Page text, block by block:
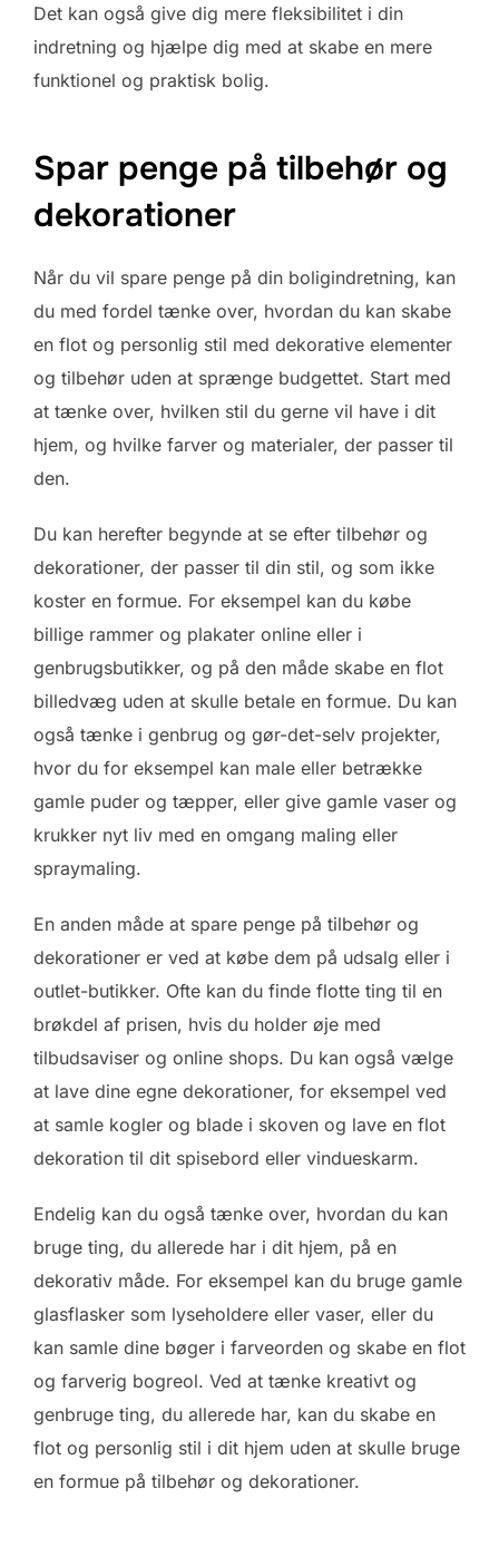
Det kan også give dig mere fleksibilitet i din
indretning og hjælpe dig med at skabe en mere
funktionel og praktisk bolig.
Spar penge på tilbehør og
dekorationer
Når du vil spare penge på din boligindretning, kan
du med fordel tænke over, hvordan du kan skabe
en flot og personlig stil med dekorative elementer
og tilbehør uden at sprænge budgettet. Start med
at tænke over, hvilken stil du gerne vil have i dit
hjem, og hvilke farver og materialer, der passer til
den.
Du kan herefter begynde at se efter tilbehør og
dekorationer, der passer til din stil, og som ikke
koster en formue. For eksempel kan du købe
billige rammer og plakater online eller i
genbrugsbutikker, og på den måde skabe en flot
billedvæg uden at skulle betale en formue. Du kan
også tænke i genbrug og gør-det-selv projekter,
hvor du for eksempel kan male eller betrække
gamle puder og tæpper, eller give gamle vaser og
krukker nyt liv med en omgang maling eller
spraymaling.
En anden måde at spare penge på tilbehør og
dekorationer er ved at købe dem på udsalg eller i
outlet-butikker. Ofte kan du finde flotte ting til en
brøkdel af prisen, hvis du holder øje med
tilbudsaviser og online shops. Du kan også vælge
at lave dine egne dekorationer, for eksempel ved
at samle kogler og blade i skoven og lave en flot
dekoration til dit spisebord eller vindueskarm.
Endelig kan du også tænke over, hvordan du kan
bruge ting, du allerede har i dit hjem, på en
dekorativ måde. For eksempel kan du bruge gamle
glasflasker som lyseholdere eller vaser, eller du
kan samle dine bøger i farveorden og skabe en flot
og farverig bogreol. Ved at tænke kreativt og
genbruge ting, du allerede har, kan du skabe en
flot og personlig stil i dit hjem uden at skulle bruge
en formue på tilbehør og dekorationer.